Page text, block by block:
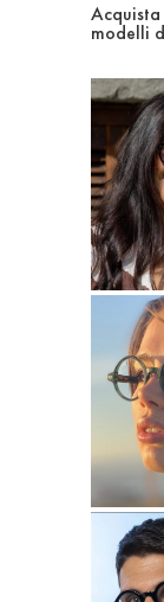
modelli